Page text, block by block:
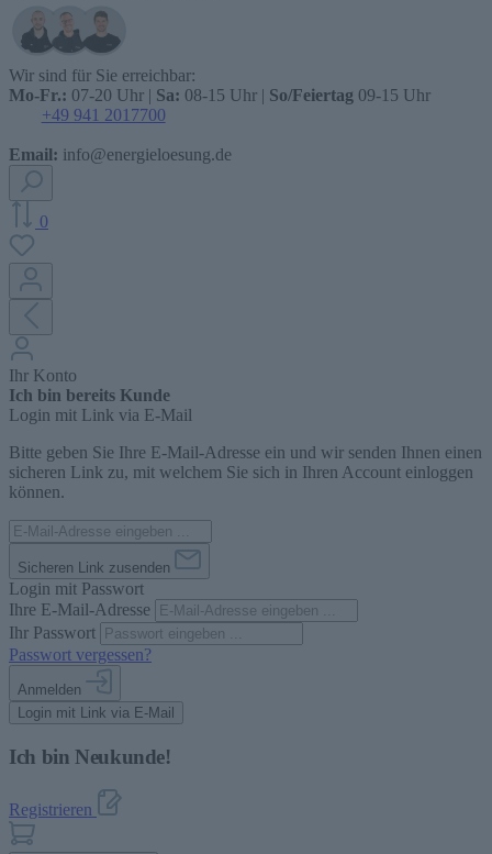
Wir sind für Sie erreichbar:
Mo-Fr.: 07-20 Uhr | Sa: 08-15 Uhr | So/Feiertag 09-15 Uhr
+49 941 2017700
Email: info@energieloesung.de
0
Ihr Konto
Ich bin bereits Kunde
Login mit Link via E-Mail
Bitte geben Sie Ihre E-Mail-Adresse ein und wir senden Ihnen einen
sicheren Link zu, mit welchem Sie sich in Ihren Account einloggen
können.
Sicheren Link zusenden
Login mit Passwort
Ihre E-Mail-Adresse
Ihr Passwort
Passwort vergessen?
Anmelden
Login mit Link via E-Mail
Ich bin Neukunde!
Registrieren